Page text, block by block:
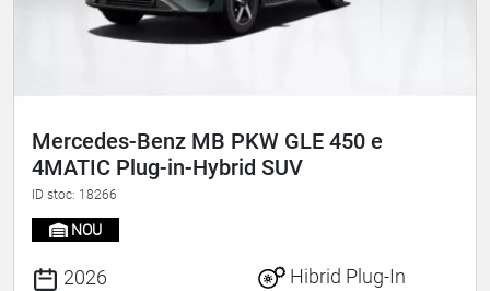
Mercedes-Benz MB PKW GLE 450 e
4MATIC Plug-in-Hybrid SUV
ID stoc: 18266
NOU
2026
Hibrid Plug-In